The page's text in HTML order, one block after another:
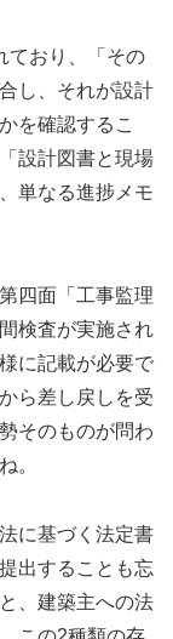
ており、「その
し、それが設計
を確認するこ
設計図書と現場
単なる進捗メモ
四面「工事監理
検査が実施され
に記載が必要で
ら差し戻しを受
そのものが問わ
。
に基づく法定書
出することも忘
、建築主への法